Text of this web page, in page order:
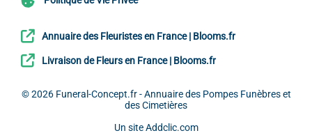
Annuaire des Fleuristes en France | Blooms.fr
Livraison de Fleurs en France | Blooms.fr
© 2026 Funeral-Concept.fr - Annuaire des Pompes Funèbres et
des Cimetières
Un site Addclic.com